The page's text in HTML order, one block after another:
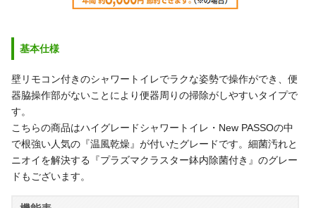
基本仕様
壁リモコン付きのシャワートイレでラクな姿勢で操作ができ、便
器脇操作部がないことにより便器周りの掃除がしやすいタイプで
す。
こちらの商品はハイグレードシャワートイレ・New PASSOの中
で根強い人気の『温風乾燥』が付いたグレードです。細菌汚れと
ニオイを解決する『プラズマクラスター鉢内除菌付き』のグレー
ドもございます。